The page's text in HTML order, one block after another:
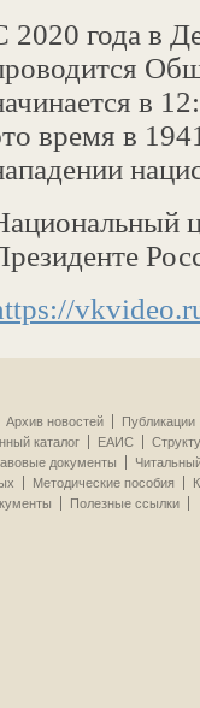
2020 года в
в
время в
Архив новостей
Публикации
каталог ЕАИС
документы
Методические пособия
Полезные ссылки